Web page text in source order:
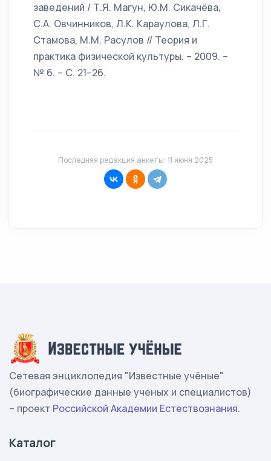
заведений / Т.Я. Магун, Ю.М. Сикачёва,
С.А. Овчинников, Л.К. Караулова, Л.Г.
Стамова, М.М. Расулов // Теория и
практика физической культуры. – 2009. –
№ 6. – С. 21–26.
Последняя редакция анкеты: 11 июня 2025
Сетевая энциклопедия "Известные учёные"
(биографические данные ученых и специалистов)
– проект Российской Академии Естествознания.
Каталог